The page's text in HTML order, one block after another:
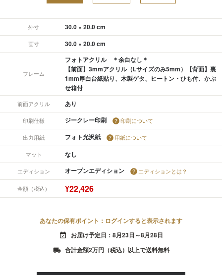
外寸 30.0 × 20.0 cm
画寸 30.0 × 20.0 cm
フレーム
フォトアクリル ＊余白なし＊
【前面】3mmアクリル（Lサイズのみ5mm）【背面】裏
1mm厚白台紙貼り、木製ゲタ、ヒートン・ひも付、かぶ
せ箱付
前面アクリル あり
印刷仕様 ジークレー印刷 印刷について
出力用紙 フォト光沢紙 用紙について
マット なし
エディション オープンエディション エディションとは？
金額（税込） ¥22,426
あなたの保有ポイント：ログインすると表示されます
event_available お届け予定日：8月23日～8月28日
local_shipping 合計金額2万円（税込）以上で送料無料